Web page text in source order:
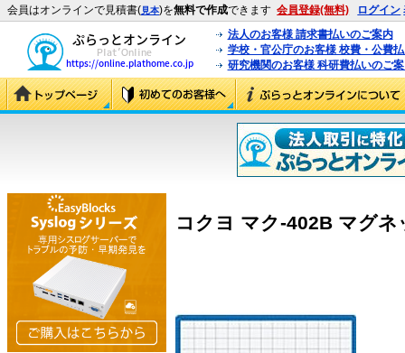
会員はオンラインで見積書(見本)を無料で作成できます 会員登録(無料) ログイン
法人のお客様 請求書払いのご案内
学校・官公庁のお客様 校費・公費
研究機関のお客様 科研費払いのご
コクヨ マク-402B マグ